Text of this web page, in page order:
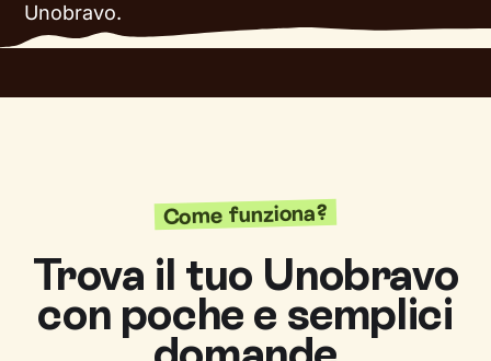
Unobravo.
Come funziona?
Trova il tuo Unobravo
con poche e semplici